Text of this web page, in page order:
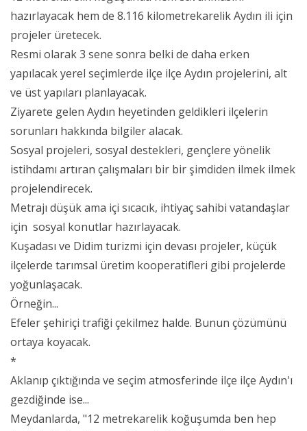
hazırlayacak hem de 8.116 kilometrekarelik Aydın ili için
projeler üretecek.
Resmi olarak 3 sene sonra belki de daha erken
yapılacak yerel seçimlerde ilçe ilçe Aydın projelerini, alt
ve üst yapıları planlayacak.
Ziyarete gelen Aydın heyetinden geldikleri ilçelerin
sorunları hakkında bilgiler alacak.
Sosyal projeleri, sosyal destekleri, gençlere yönelik
istihdamı artıran çalışmaları bir bir şimdiden ilmek ilmek
projelendirecek.
Metrajı düşük ama içi sıcacık, ihtiyaç sahibi vatandaşlar
için sosyal konutlar hazırlayacak.
Kuşadası ve Didim turizmi için devası projeler, küçük
ilçelerde tarımsal üretim kooperatifleri gibi projelerde
yoğunlaşacak.
Örneğin...
Efeler şehiriçi trafiği çekilmez halde. Bunun çözümünü
ortaya koyacak.
*
Aklanıp çıktığında ve seçim atmosferinde ilçe ilçe Aydın'ı
gezdiğinde ise...
Meydanlarda, "12 metrekarelik koğuşumda ben hep